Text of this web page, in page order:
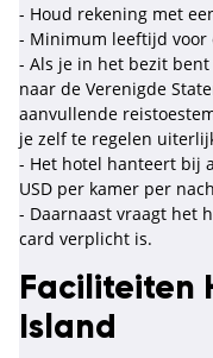
- Houd rekening met
- Minimum leeftijd
- Als je in het bezit
naar de Verenigde
aanvullende
je zelf te regelen
- Het hotel hanteert bij
USD per kamer per
- Daarnaast vraagt het
card verplicht is.
Faciliteiten
Island